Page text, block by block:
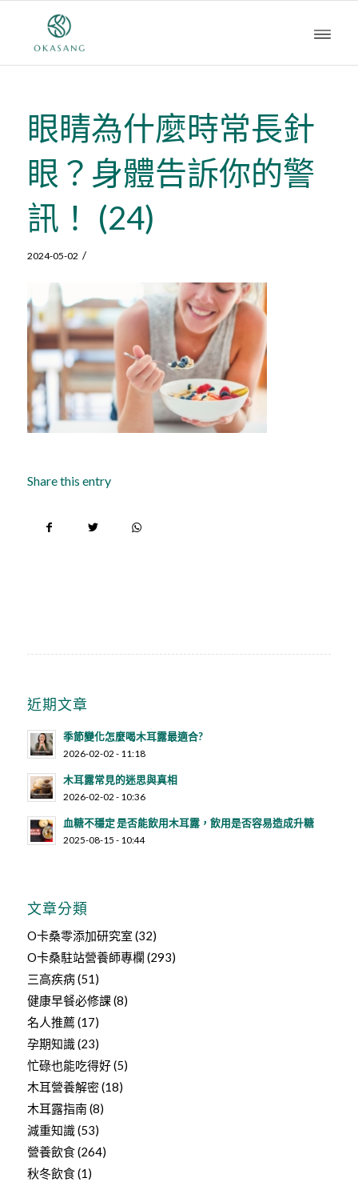
眼睛為什麼時常長針
眼？身體告訴你的警
訊！ (24)
2024-05-02 /
Share this entry
近期文章
季節變化怎麼喝木耳露最適合?
2026-02-02 - 11:18
木耳露常見的迷思與真相
2026-02-02 - 10:36
血糖不穩定 是否能飲用木耳露，飲用是否容易造成升糖
2025-08-15 - 10:44
文章分類
O卡桑零添加研究室 (32)
O卡桑駐站營養師專欄 (293)
三高疾病(51)
健康早餐必修課(8)
名人推薦 (17)
孕期知識(23)
忙碌也能吃得好(5)
木耳營養解密(18)
木耳露指南(8)
減重知識(53)
營養飲食(264)
秋冬飲食(1)